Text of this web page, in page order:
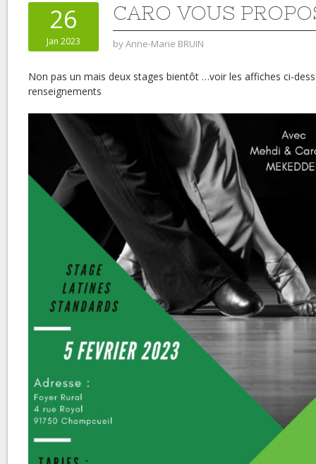
26
Jan 2023
CARO VOUS
byAnne-Marie BRUIN
Non pas un mais deux stages bientôt …voir les affiches ci-
renseignements